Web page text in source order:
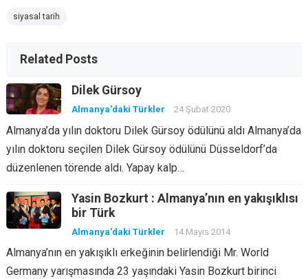
siyasal tarih
Related Posts
Dilek Gürsoy
Almanya'daki Türkler 24 Şubat 2020
Almanya’da yılın doktoru Dilek Gürsoy ödülünü aldı Almanya’da
yılın doktoru seçilen Dilek Gürsoy ödülünü Düsseldorf’da
düzenlenen törende aldı. Yapay kalp…
Yasin Bozkurt : Almanya’nın en yakışıklısı
bir Türk
Almanya'daki Türkler 14 Mayıs 2014
Almanya’nın en yakışıklı erkeğinin belirlendiği Mr. World
Germany yarışmasında 23 yaşındaki Yasin Bozkurt birinci